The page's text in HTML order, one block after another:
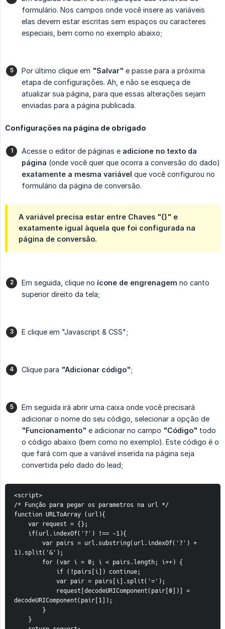
formulário. Nos campos onde você insere as variáveis
elas devem estar escritas sem espaços ou caracteres
especiais, bem como no exemplo abaixo;
Por último clique em "Salvar" e passe para a próxima
etapa de configurações. Ah, e não se esqueça de
atualizar sua página, para que essas alterações sejam
enviadas para a página publicada.
Configurações na página de obrigado
Acesse o editor de páginas e adicione no texto da
página (onde você quer que ocorra a conversão do dado)
exatamente a mesma variável que você configurou no
formulário da página de conversão.
A variável precisa estar entre Chaves "{}" e
exatamente igual àquela que foi configurada na
página de conversão.
Em seguida, clique no ícone de engrenagem no canto
superior direito da tela;
E clique em "Javascript & CSS";
Clique para "Adicionar código";
Em seguida irá abrir uma caixa onde você precisará
adicionar o nome do seu código, selecionar a opção de
"Funcionamento" e adicionar no campo "Código" todo
o código abaixo (bem como no exemplo). Este código é o
que fará com que a variável inserida na página seja
convertida pelo dado do lead;
<script>
/* Função para pegar os parametros na url */
function URLToArray (url){
    var request = {};
    if(url.indexOf('?') !== -1){
1).split('&');
        for (var i = 0; i < pairs.length; i++) {
            if (!pairs[i]) continue;
            var pair = pairs[i].split('=');
decodeURIComponent(pair[1]);
        }
    }